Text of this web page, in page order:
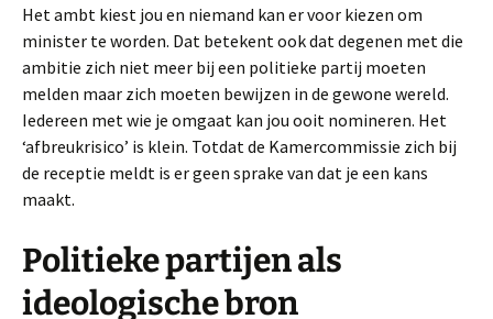
Het ambt kiest jou en niemand kan er voor kiezen om
minister te worden. Dat betekent ook dat degenen met die
ambitie zich niet meer bij een politieke partij moeten
melden maar zich moeten bewijzen in de gewone wereld.
Iedereen met wie je omgaat kan jou ooit nomineren. Het
‘afbreukrisico’ is klein. Totdat de Kamercommissie zich bij
de receptie meldt is er geen sprake van dat je een kans
maakt.
Politieke partijen als
ideologische bron